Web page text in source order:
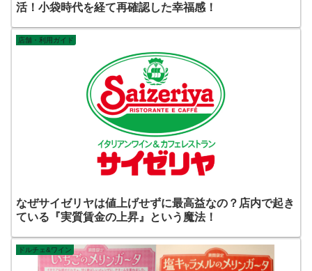
活！小袋時代を経て再確認した幸福感！
店舗・利用ガイド
なぜサイゼリヤは値上げせずに最高益なの？店内で起き
ている『実質賃金の上昇』という魔法！
ドルチェ&ワイン